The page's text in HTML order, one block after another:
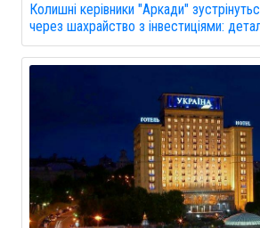
Колишні керівники "Аркади"
через шахрайство з інвестиціями: